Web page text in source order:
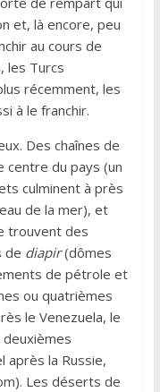
et, là encore, peu
au cours de
les Turcs
récemment, les
à le franchir.
Des chaînes de
centre du pays (un
culminent à près
de la mer), et
trouvent des
de diapir(dômes
de pétrole et
ou quatrièmes
le Venezuela, le
deuxièmes
après la Russie,
Les déserts de